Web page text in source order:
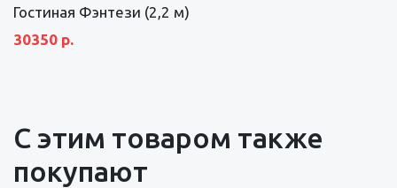
Гостиная Фэнтези (2,2 м)
30350 р.
С этим товаром также
покупают